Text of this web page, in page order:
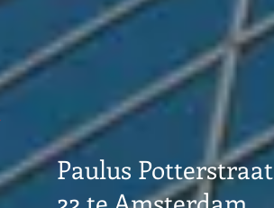
Paulus Potterstraat